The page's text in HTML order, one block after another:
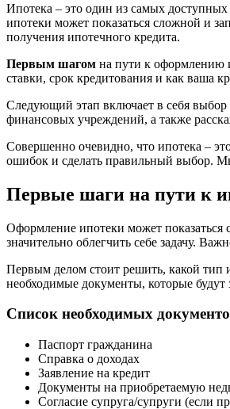
Ипотека – это один из самых
ипотеки может показаться сложной и
получения ипотечного кредита.
Первым шагом на пути к оформлению
ставки, срок кредитования и как ваша
Следующий этап включает в себя
финансовых учреждений, а также
Совершенно очевидно, что ипотека –
ошибок и сделать правильный выбор.
Первые шаги на пути к
Оформление ипотеки может
значительно облегчить себе задачу.
Первым делом стоит решить, какой тип
необходимые документы, которые будут
Список необходимых
Паспорт гражданина
Справка о доходах
Заявление на кредит
Документы на приобретаемую
Согласие супруга/супруги (если